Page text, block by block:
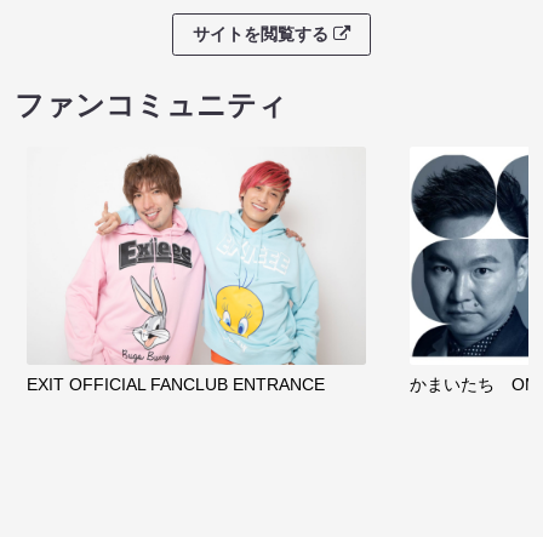
サイトを閲覧する
ファンコミュニティ
EXIT OFFICIAL FANCLUB ENTRANCE かまいたち